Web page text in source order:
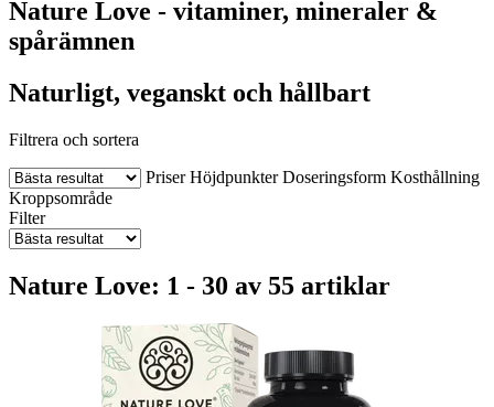
Nature Love - vitaminer, mineraler &
spårämnen
Naturligt, veganskt och hållbart
Filtrera och sortera
Priser Höjdpunkter Doseringsform Kosthållning
Kroppsområde
Filter
Nature Love: 1 - 30 av 55 artiklar